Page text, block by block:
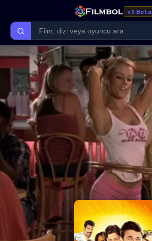
v3 Beta
Ana Sayfa
Forum
Kategoriler
Kaliteler
Film Kategorileri
Dizi Kategorileri
Giriş Yap